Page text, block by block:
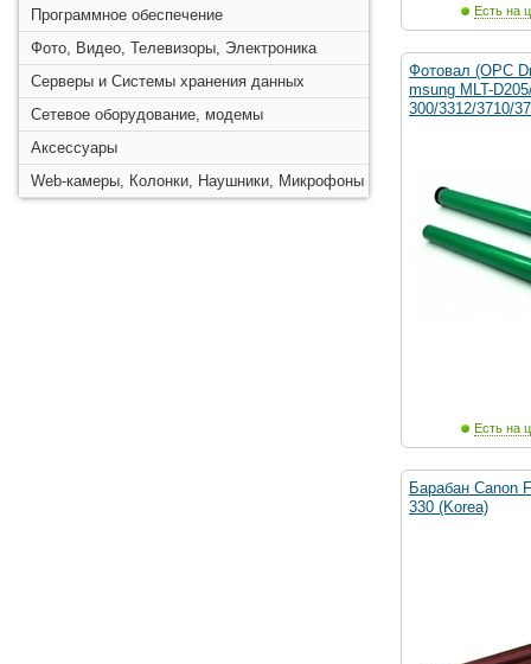
Программное обеспечение
Фото, Видео, Телевизоры, Электроника
Серверы и Системы хранения данных
Сетевое оборудование, модемы
Аксессуары
Web-камеры, Колонки, Наушники, Микрофоны
Есть на
Фотовал (OPC
msung MLT-
300/3312/3710/
Есть на
Барабан Canon
330 (Korea)